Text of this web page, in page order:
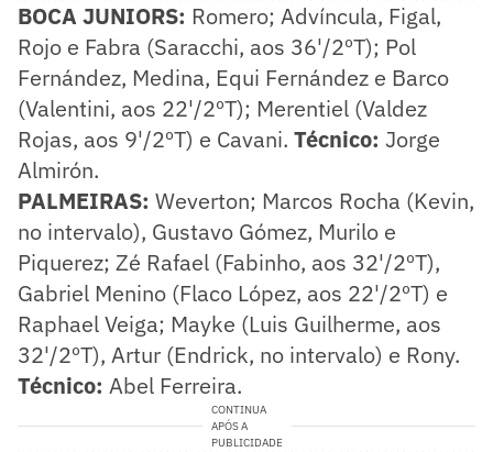
BOCA JUNIORS: Romero; Advíncula, Figal,
Rojo e Fabra (Saracchi, aos 36'/2ºT); Pol
Fernández, Medina, Equi Fernández e Barco
(Valentini, aos 22'/2ºT); Merentiel (Valdez
Rojas, aos 9'/2ºT) e Cavani. Técnico: Jorge
Almirón.
PALMEIRAS: Weverton; Marcos Rocha (Kevin,
no intervalo), Gustavo Gómez, Murilo e
Piquerez; Zé Rafael (Fabinho, aos 32'/2ºT),
Gabriel Menino (Flaco López, aos 22'/2ºT) e
Raphael Veiga; Mayke (Luis Guilherme, aos
32'/2ºT), Artur (Endrick, no intervalo) e Rony.
Técnico: Abel Ferreira.
CONTINUA
APÓS A
PUBLICIDADE